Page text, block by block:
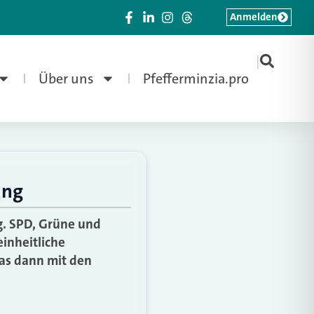
Über uns Pfefferminzia.pro
|
Anmelden
Grüne und
dann mit den